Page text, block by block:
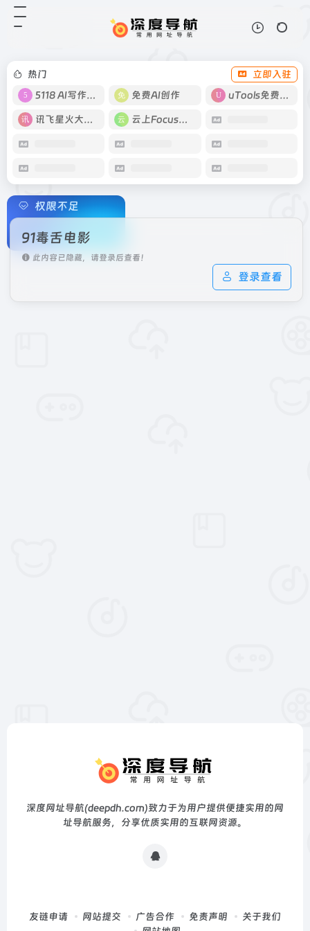
热门
立即入驻
5118 AI写作工具
免费AI创作 uTools免费工具箱
讯飞星火大模型 云上Focus接码
权限不足
91毒舌电影
此内容已隐藏，请登录后查看！
登录查看
深度网址导航(deepdh.com)致力于为用户提供便捷实用的网
址导航服务，分享优质实用的互联网资源。
友链申请 网站提交 广告合作 免责声明
关于我们